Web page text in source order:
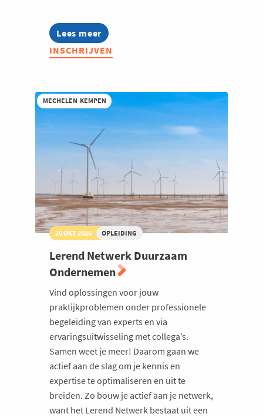
Lees meer
about
Ronde
Tafel
INSCHRIJVEN
MECHELEN-KEMPEN
20 OKT 2026 OPLEIDING
Lerend Netwerk Duurzaam
Ondernemen
Vind oplossingen voor jouw
praktijkproblemen onder professionele
begeleiding van experts en via
ervaringsuitwisseling met collega’s.
Samen weet je meer! Daarom gaan we
actief aan de slag om je kennis en
expertise te optimaliseren en uit te
breiden. Zo bouw je actief aan je netwerk,
want het Lerend Netwerk bestaat uit een